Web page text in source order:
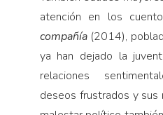
atención en los
compañía(2014),
ya han dejado la
relaciones
deseos frustrados y sus